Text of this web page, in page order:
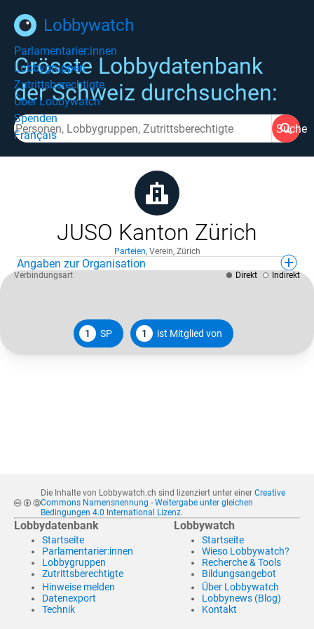
Lobbywatch
Parlamentarier:innen
Lobbygruppen
Zutrittsberechtigte
Über Lobbywatch
Spenden
Français
Grösste Lobbydatenbank
der Schweiz durchsuchen:
Suche
JUSO Kanton Zürich
Parteien, Verein, Zürich
Angaben zur Organisation
1 SP 1 ist Mitglied von
Verbindungsart Direkt Indirekt
Die Inhalte von Lobbywatch.ch sind lizenziert unter einer Creative
Commons Namensnennung - Weitergabe unter gleichen
Bedingungen 4.0 International Lizenz.
Lobbydatenbank
Startseite
Parlamentarier:innen
Lobbygruppen
Zutrittsberechtigte
Hinweise melden
Datenexport
Technik
Lobbywatch
Startseite
Wieso Lobbywatch?
Recherche & Tools
Bildungsangebot
Über Lobbywatch
Lobbynews (Blog)
Kontakt